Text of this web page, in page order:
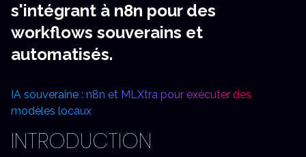
s'intégrant à n8n pour des
workflows souverains et
automatisés.
IA souveraine : n8n et MLXtra pour exécuter des
modèles locaux
INTRODUCTION